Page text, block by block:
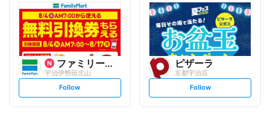
ファミリーマート
宇治伊勢田北山
s
t
Follow
ピザーラ
京都宇治店
s
t
Follow